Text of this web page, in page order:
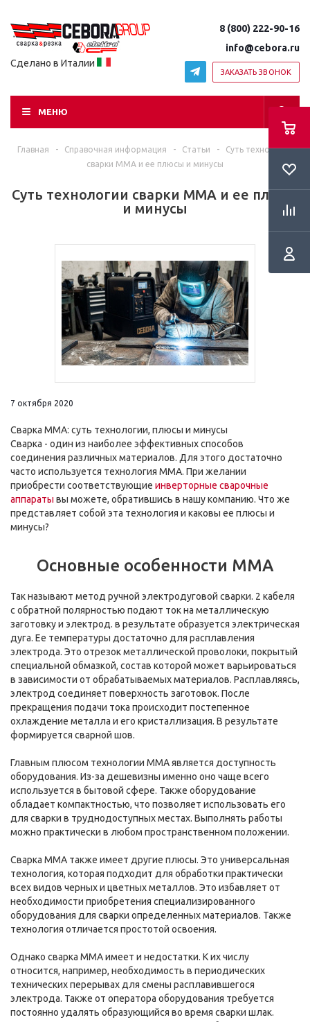
Сделано в Италии
8 (800) 222-90-16
info@cebora.ru
ЗАКАЗАТЬ ЗВОНОК
МЕНЮ
Главная - Справочная информация - Статьи -
Суть технологии
сварки MMA и ее плюсы и минусы
Суть технологии сварки MMA и ее плюсы
и минусы
7 октября 2020
Сварка MMA: суть технологии, плюсы и минусы
Сварка - один из наиболее эффективных способов
соединения различных материалов. Для этого достаточно
часто используется технология MMA. При желании
приобрести соответствующие инверторные сварочные
аппараты вы можете, обратившись в нашу компанию. Что же
представляет собой эта технология и каковы ее плюсы и
минусы?
Основные особенности MMA
Так называют метод ручной электродуговой сварки. 2 кабеля
с обратной полярностью подают ток на металлическую
заготовку и электрод. в результате образуется электрическая
дуга. Ее температуры достаточно для расплавления
электрода. Это отрезок металлической проволоки, покрытый
специальной обмазкой, состав которой может варьироваться
в зависимости от обрабатываемых материалов. Расплавляясь,
электрод соединяет поверхность заготовок. После
прекращения подачи тока происходит постепенное
охлаждение металла и его кристаллизация. В результате
формируется сварной шов.
Главным плюсом технологии MMA является доступность
оборудования. Из-за дешевизны именно оно чаще всего
используется в бытовой сфере. Также оборудование
обладает компактностью, что позволяет использовать его
для сварки в труднодоступных местах. Выполнять работы
можно практически в любом пространственном положении.
Сварка MMA также имеет другие плюсы. Это универсальная
технология, которая подходит для обработки практически
всех видов черных и цветных металлов. Это избавляет от
необходимости приобретения специализированного
оборудования для сварки определенных материалов. Также
технология отличается простотой освоения.
Однако сварка MMA имеет и недостатки. К их числу
относится, например, необходимость в периодических
технических перерывах для смены расплавившегося
электрода. Также от оператора оборудования требуется
постоянно удалять образующийся во время сварки шлак.